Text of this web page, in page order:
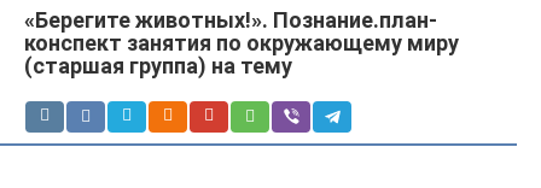
«Берегите животных!». Познание.план-
конспект занятия по окружающему миру
(старшая группа) на тему